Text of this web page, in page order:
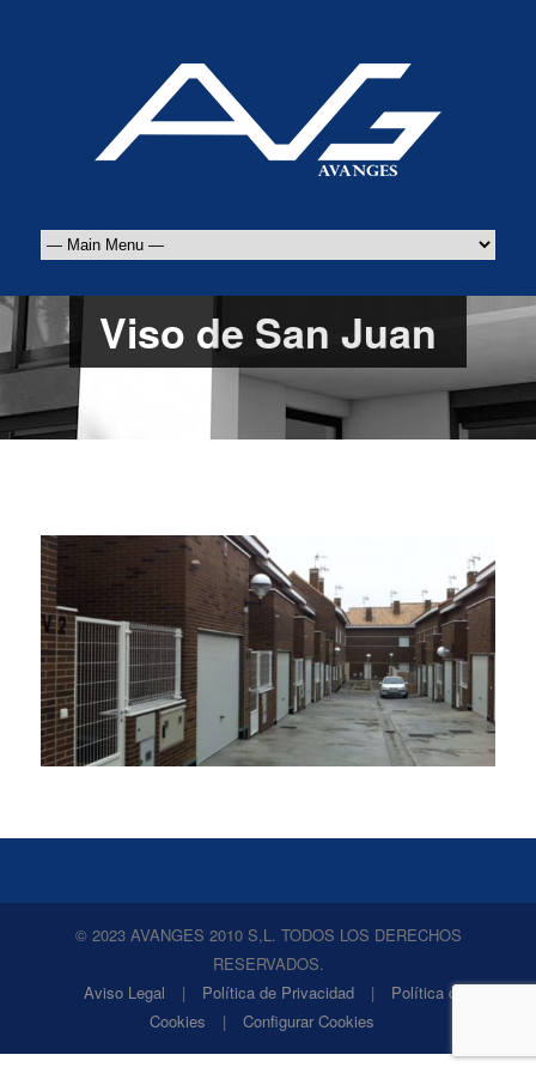
Viso de San Juan
© 2023 AVANGES 2010 S,L. TODOS LOS DERECHOS
RESERVADOS.
Aviso Legal
| Política de Privacidad |
Política de
Cookies
| Configurar Cookies